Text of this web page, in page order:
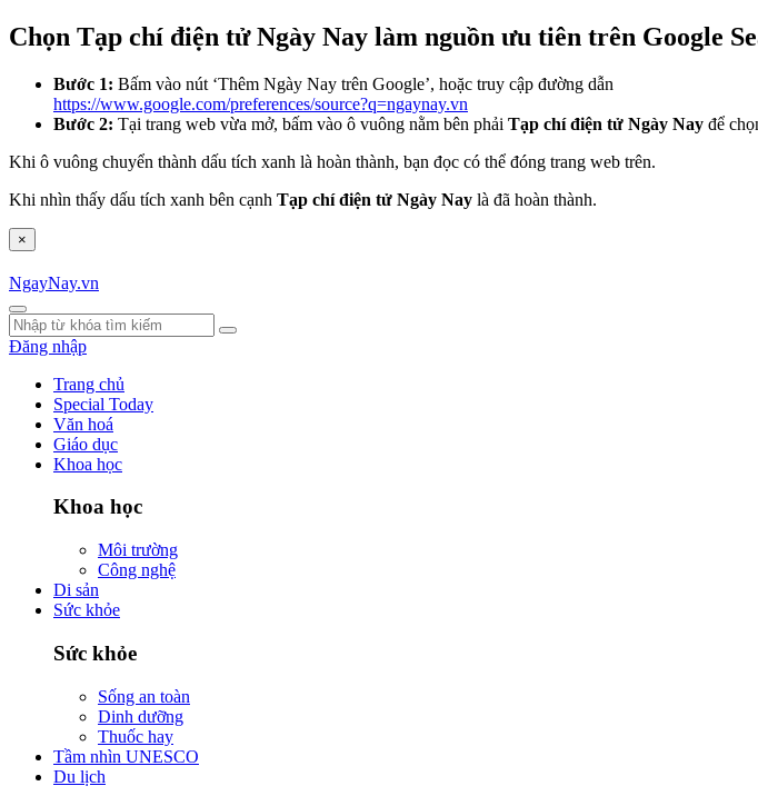
Chọn Tạp chí điện tử Ngày Nay làm nguồn ưu tiên trên Google
Bước 1: Bấm vào nút ‘Thêm Ngày Nay trên Google’, hoặc truy cập đường dẫn
https://www.google.com/preferences/source?q=ngaynay.vn
Bước 2: Tại trang web vừa mở, bấm vào ô vuông nằm bên phải Tạp chí điện tử Ngày Nay để
Khi ô vuông chuyển thành dấu tích xanh là hoàn thành, bạn đọc có thể đóng trang web trên.
Khi nhìn thấy dấu tích xanh bên cạnh Tạp chí điện tử Ngày Nay là đã hoàn thành.
×
NgayNay.vn
Đăng nhập
Trang chủ
Special Today
Văn hoá
Giáo dục
Khoa học
Khoa học
Môi trường
Công nghệ
Di sản
Sức khỏe
Sức khỏe
Sống an toàn
Dinh dưỡng
Thuốc hay
Tầm nhìn UNESCO
Du lịch